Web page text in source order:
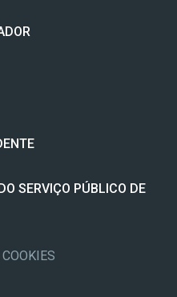
SERVIÇO PÚBLICO DE